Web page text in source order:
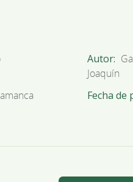
Autor
Joaquín
Fecha de